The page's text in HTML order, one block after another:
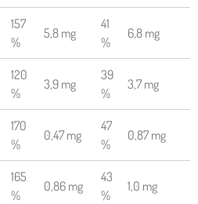
157
%
5,8 mg
41
%
6,8 mg
120
%
3,9 mg
39
%
3,7 mg
170
%
0,47 mg
47
%
0,87 mg
165
%
0,86 mg
43
%
1,0 mg